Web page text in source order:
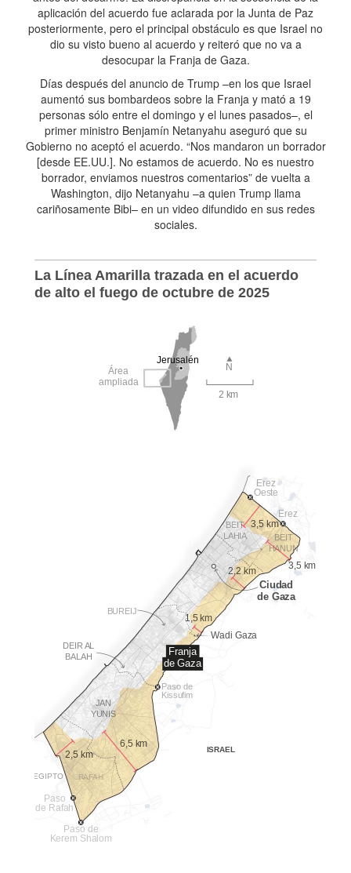
aplicación del acuerdo fue aclarada por la Junta de Paz
posteriormente, pero el principal obstáculo es que Israel no
dio su visto bueno al acuerdo y reiteró que no va a
desocupar la Franja de Gaza.
Días después del anuncio de Trump –en los que Israel
aumentó sus bombardeos sobre la Franja y mató a 19
personas sólo entre el domingo y el lunes pasados–, el
primer ministro Benjamín Netanyahu aseguró que su
Gobierno no aceptó el acuerdo. “Nos mandaron un borrador
[desde EE.UU.]. No estamos de acuerdo. No es nuestro
borrador, enviamos nuestros comentarios” de vuelta a
Washington, dijo Netanyahu –a quien Trump llama
cariñosamente Bibi– en un video difundido en sus redes
sociales.
La Línea Amarilla trazada en el acuerdo
de alto el fuego de octubre de 2025
Jerusalén
N
Área
ampliada
2 km
Erez
Oeste
Erez
3,5 km
BEIT
LAHIA
BEIT
HANUN
3,5 km
2,2 km
Ciudad
de Gaza
BUREIJ
1,5 km
Wadi Gaza
DEIR AL
BALAH
Franja
de Gaza
Paso de
Kissufim
JAN
YUNIS
6,5 km
ISRAEL
2,5 km
EGIPTO RAFAH
Paso
de Rafah
Paso de
Kerem Shalom